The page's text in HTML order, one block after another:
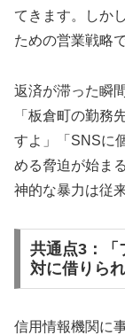
てきます。しか
ための営業戦略で
返済が滞った瞬
「板倉町の勤務
すよ」「SNSに
める脅迫が始ま
神的な暴力は従
共通点3：「
対に借りら
信用情報機関に